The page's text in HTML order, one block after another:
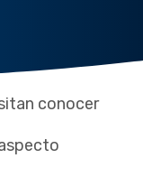
conocer